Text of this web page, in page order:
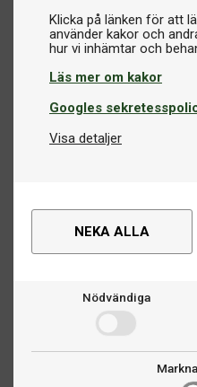
Klicka på länken för att
använder kakor och
Läs mer om kakor
Googles
Visa detaljer
NEKA ALLA
Nödvändiga